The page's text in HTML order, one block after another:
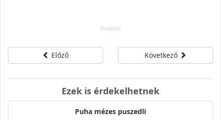
Előző Következő
Ezek is érdekelhetnek
Puha mézes puszedli